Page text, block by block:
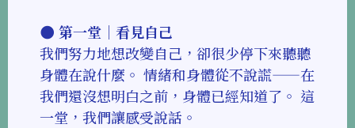
🌑 第一堂｜看見自己
我們努力地想改變自己，卻很少停下來聽聽
身體在說什麼。 情緒和身體從不說謊——在
我們還沒想明白之前，身體已經知道了。 這
一堂，我們讓感受說話。